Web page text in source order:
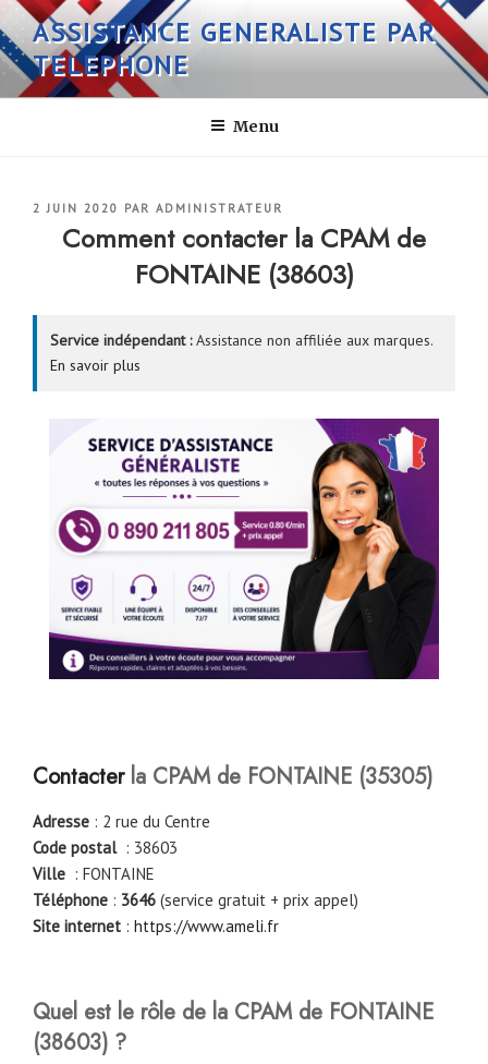
Aller
au
contenu
principal
ASSISTANCE GENERALISTE PAR
TELEPHONE
Menu
PUBLIÉ
2 JUIN 2020 PAR ADMINISTRATEUR
Comment contacter la CPAM de
FONTAINE (38603)
Service indépendant :Assistance non affiliée aux marques.
En savoir plus
Contacterla CPAM de FONTAINE (35305)
Adresse : 2 rue du Centre
Code postal: 38603
Ville : FONTAINE
Téléphone : 3646 (service gratuit + prix appel)
Site internet : https://www.ameli.fr
Quel est le rôle de la CPAM de FONTAINE
(38603) ?